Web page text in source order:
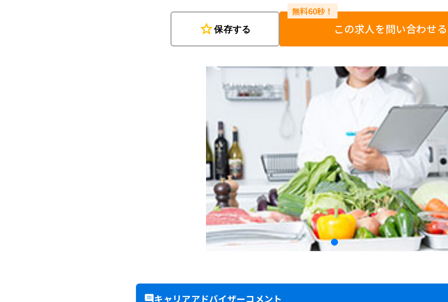
star保存する この求人を問い合わせる
キャリアアドバイザーコメント